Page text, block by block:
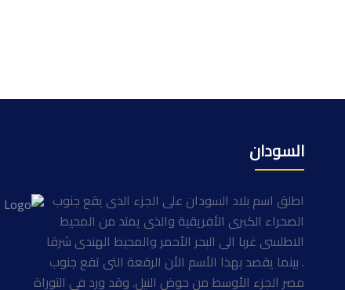
السودان
اطلق اسم بلاد السودان على الجزء الذى يقع جنوب
الصحراء الكبرى الأفريقية والذى يمتد من المحيط
الاطلسى غربا الى البحر الأحمر والمحيط الهندى شرقا
. بينما يقصد بهذا الأسم الأن الرقعة التى تقع جنوب
مصر الجزء الأوسط من حوض النيل. وقد ورد فى التوراة